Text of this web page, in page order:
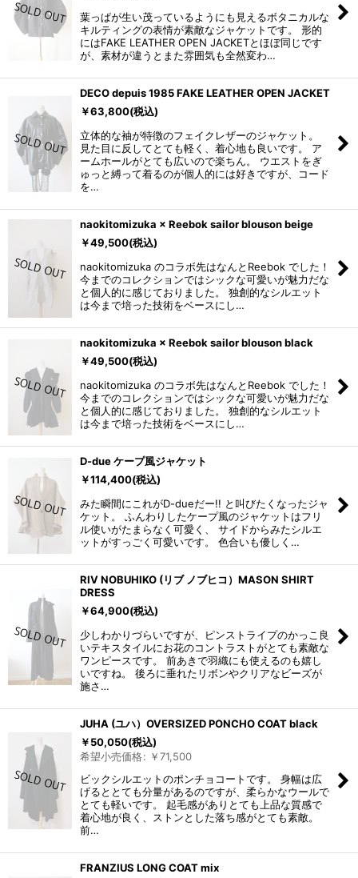
葉っぱが生い茂っているようにも見えるボタニカルな
キルティングの表情が素敵なジャケットです。 形的
にはFAKE LEATHER OPEN JACKETとほぼ同じです
が、素材が違うとまた雰囲気も全然変わ…
DECO depuis 1985 FAKE LEATHER OPEN JACKET
￥63,800(税込)
立体的な袖が特徴のフェイクレザーのジャケット。
見た目に反してとても軽く、着心地も良いです。 ア
ームホールがとても広いので楽ちん。 ウエストをぎ
ゅっと縛って着るのが個人的には好きですが、コード
を…
naokitomizuka × Reebok sailor blouson beige
￥49,500(税込)
naokitomizuka のコラボ先はなんとReebok でした！
今までのコレクションではシックな可愛いが魅力だな
と個人的に感じておりました。 独創的なシルエット
は今まで培った技術をベースにし…
naokitomizuka × Reebok sailor blouson black
￥49,500(税込)
naokitomizuka のコラボ先はなんとReebok でした！
今までのコレクションではシックな可愛いが魅力だな
と個人的に感じておりました。 独創的なシルエット
は今まで培った技術をベースにし…
D-due ケープ風ジャケット
￥114,400(税込)
みた瞬間にこれがD-dueだー!! と叫びたくなったジャ
ケット。 ふんわりしたケープ風のジャケットはフリ
ル使いがたまらなく可愛く、 サイドからみたシルエ
ットがすっごく可愛いです。 色合いも優しく…
RIV NOBUHIKO (リブ ノブヒコ）MASON SHIRT
DRESS
￥64,900(税込)
少しわかりづらいですが、ピンストライプのかっこ良
いテキスタイルにお花のコントラストがとても素敵な
ワンピースです。 前あきで羽織にも使えるのも嬉し
いですね。 後ろに垂れたリボンやクリアなビーズが
施さ…
JUHA (ユハ）OVERSIZED PONCHO COAT black
￥50,050(税込)
希望小売価格: ￥71,500
ビックシルエットのポンチョコートです。 身幅は広
げるととても分量があるのですが、柔らかなウールで
とても軽いです。 起毛感がありとても上品な質感で
着心地が良く、ストンとした落ち感がとても素敵。
前…
FRANZIUS LONG COAT mix